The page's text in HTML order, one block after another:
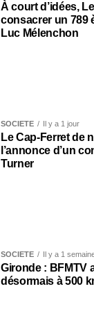
À court d’idées,
consacrer un 789
Luc Mélenchon
SOCIÉTÉ Il y a 1 jour
Le Cap-Ferret de
l’annonce d’un
Turner
SOCIÉTÉ Il y a 1
Gironde : BFMTV
désormais à 500